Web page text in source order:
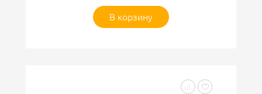
В корзину